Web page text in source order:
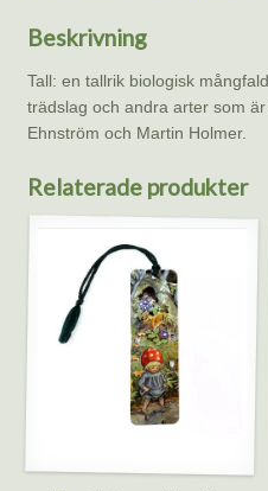
Beskrivning
Tall: en tallrik biologisk
trädslag och andra arter som
Ehnström och Martin Holmer.
Relaterade produkter